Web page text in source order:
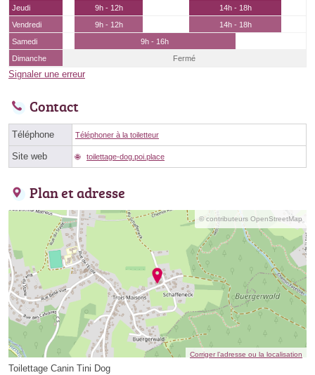
Jeudi
9h - 12h
14h - 18h
Vendredi
9h - 12h
14h - 18h
Samedi
9h - 16h
Dimanche
Fermé
Signaler une erreur
Contact
Téléphone Téléphoner à la toiletteur
Site web toilettage-dog.poi.place
Plan et adresse
© contributeurs OpenStreetMap
Corriger l’adresse ou la localisation
Toilettage Canin Tini Dog